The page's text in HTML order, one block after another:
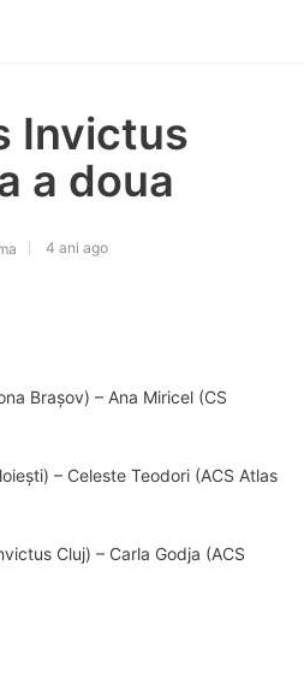
Invictus
a doua
4 ani ago
Brașov) – Ana Miricel (CS
– Celeste Teodori (ACS Atlas
Cluj) – Carla Godja (ACS